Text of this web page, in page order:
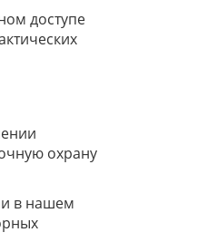
доступе
охрану
в нашем